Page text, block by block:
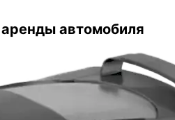
автомобиля